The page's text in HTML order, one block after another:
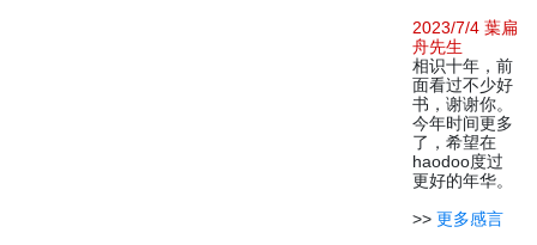
2023/7/4 葉扁
舟先生
相识十年，前
面看过不少好
书，谢谢你。
今年时间更多
了，希望在
haodoo度过
更好的年华。
>> 更多感言